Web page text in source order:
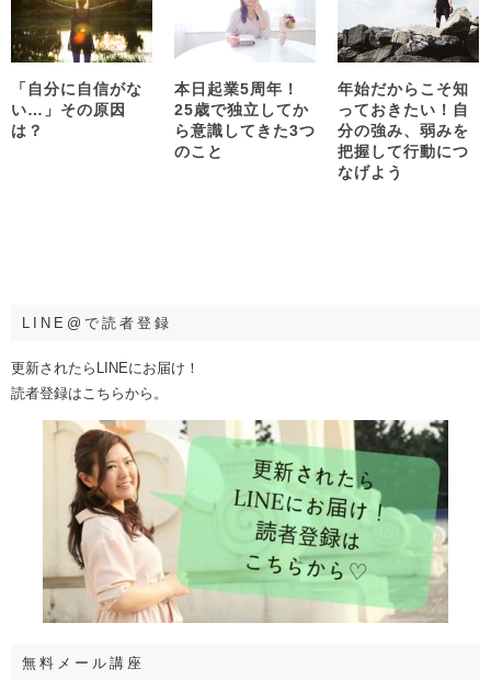
「自分に自信がな
い…」その原因
は？
本日起業5周年！
25歳で独立してか
ら意識してきた3つ
のこと
年始だからこそ知
っておきたい！自
分の強み、弱みを
把握して行動につ
なげよう
LINE@で読者登録
更新されたらLINEにお届け！
読者登録はこちらから。
無料メール講座